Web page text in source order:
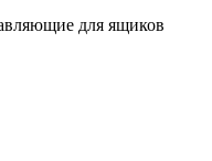
для ящиков